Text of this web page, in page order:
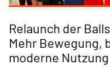
Relaunch der
Mehr Bewegung,
moderne Nutzung